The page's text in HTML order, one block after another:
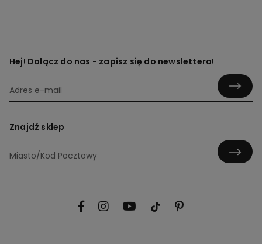
Hej! Dołącz do nas - zapisz się do newslettera!
Znajdź sklep